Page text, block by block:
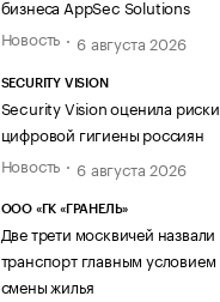
бизнеса AppSec Solutions
Новость
6 августа 2026
SECURITY VISION
Security Vision оценила риски
цифровой гигиены россиян
Новость
6 августа 2026
ООО «ГК «ГРАНЕЛЬ»
Две трети москвичей назвали
транспорт главным условием
смены жилья